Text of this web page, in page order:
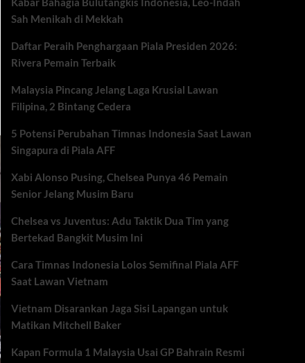
Sah Menikah di Mekkah
Daftar Peraih Penghargaan Piala Presiden 2026:
Rivera Pemain Terbaik
Malaysia Pincang Jelang Laga Krusial Lawan
Filipina, 2 Bintang Cedera
5 Potensi Perubahan Timnas Indonesia Saat Lawan
Singapura di Piala AFF
Xabi Alonso Pusing, Chelsea Punya 46 Pemain
Senior Jelang Musim Baru
Chelsea vs Juventus: Adu Taktik Dua Tim yang
Bertekad Bangkit Musim Ini
Cara Timnas Indonesia Lolos Semifinal Piala AFF
Saat Lawan Vietnam
Vietnam Disarankan Jaga Sisi Lapangan untuk
Matikan Mitchell Baker
Kapan Formula 1 Malaysia Usai GP Bahrain Resmi